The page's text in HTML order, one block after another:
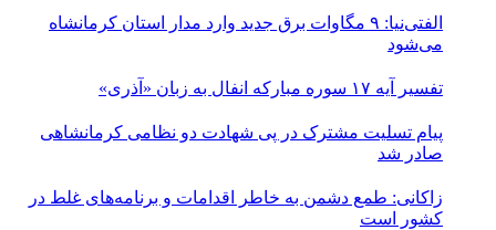
الفتی‌نیا: ۹ مگاوات برق جدید وارد مدار استان کرمانشاه
می‌شود
تفسیر آیه ۱۷ سوره مبارکه انفال به زبان «آذری»
پیام تسلیت مشترک در پی شهادت دو نظامی کرمانشاهی
صادر شد
زاکانی: طمع دشمن به خاطر اقدامات و برنامه‌های غلط در
کشور است